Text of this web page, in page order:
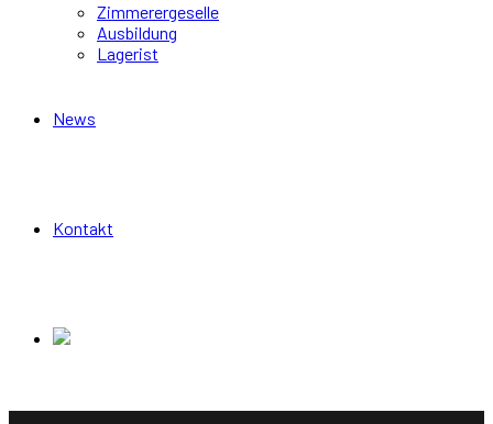
Zimmerergeselle
Ausbildung
Lagerist
News
Kontakt